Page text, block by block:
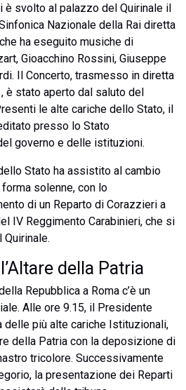
è svolto al palazzo del Quirinale il
Nazionale della Rai diretta
ha eseguito musiche di
Gioacchino Rossini, Giuseppe
Il Concerto, trasmesso in diretta
è stato aperto dal saluto del
le alte cariche dello Stato, il
presso lo Stato
governo e delle istituzioni.
Stato ha assistito al cambio
forma solenne, con lo
di un Reparto di Corazzieri a
IV Reggimento Carabinieri, che si
della Patria
Repubblica a Roma c’è un
Alle ore 9.15, il Presidente
delle più alte cariche Istituzionali,
della Patria con la deposizione di
tricolore. Successivamente
la presentazione dei Reparti